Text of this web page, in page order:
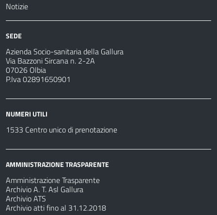
Notizie
SEDE
Azienda Socio-sanitaria della Gallura
Via Bazzoni Sircana n. 2-2A
07026 Olbia
P.Iva 02891650901
NUMERI UTILI
1533 Centro unico di prenotazione
AMMINISTRAZIONE TRASPARENTE
Amministrazione Trasparente
Archivio A. T. Asl Gallura
Archivio ATS
Archivio atti fino al 31.12.2018